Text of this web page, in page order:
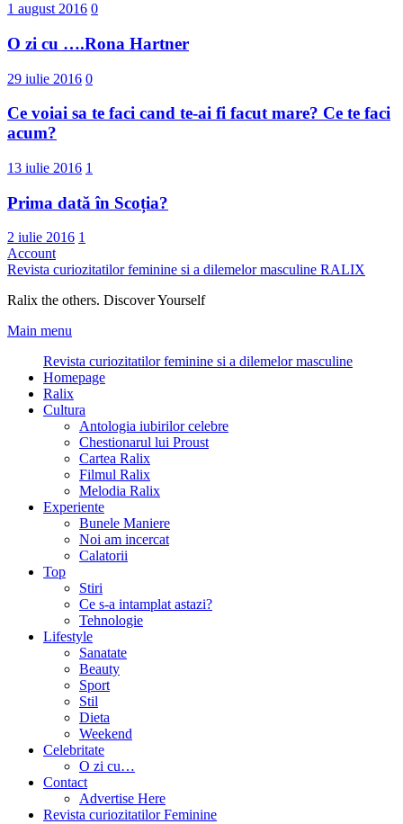
1 august 2016 0
O zi cu ….Rona Hartner
29 iulie 2016 0
Ce voiai sa te faci cand te-ai fi facut mare? Ce te faci
acum?
13 iulie 2016 1
Prima dată în Scoția?
2 iulie 2016 1
Account
Revista curiozitatilor feminine si a dilemelor masculine RALIX
Ralix the others. Discover Yourself
Main menu
Revista curiozitatilor feminine si a dilemelor masculine
Homepage
Ralix
Cultura
Antologia iubirilor celebre
Chestionarul lui Proust
Cartea Ralix
Filmul Ralix
Melodia Ralix
Experiente
Bunele Maniere
Noi am incercat
Calatorii
Top
Stiri
Ce s-a intamplat astazi?
Tehnologie
Lifestyle
Sanatate
Beauty
Sport
Stil
Dieta
Weekend
Celebritate
O zi cu…
Contact
Advertise Here
Revista curiozitatilor Feminine